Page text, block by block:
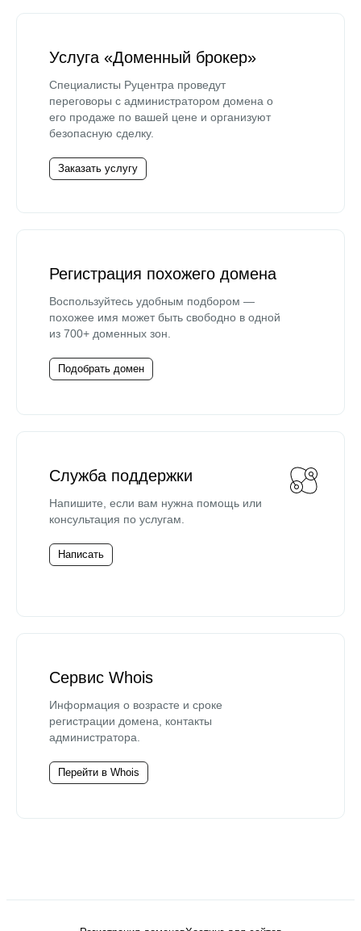
Услуга «Доменный брокер»
Специалисты Руцентра проведут
переговоры с администратором домена о
его продаже по вашей цене и организуют
безопасную сделку.
Заказать услугу
Регистрация похожего домена
Воспользуйтесь удобным подбором —
похожее имя может быть свободно в одной
из 700+ доменных зон.
Подобрать домен
Служба поддержки
Напишите, если вам нужна помощь или
консультация по услугам.
Написать
Сервис Whois
Информация о возрасте и сроке
регистрации домена, контакты
администратора.
Перейти в Whois